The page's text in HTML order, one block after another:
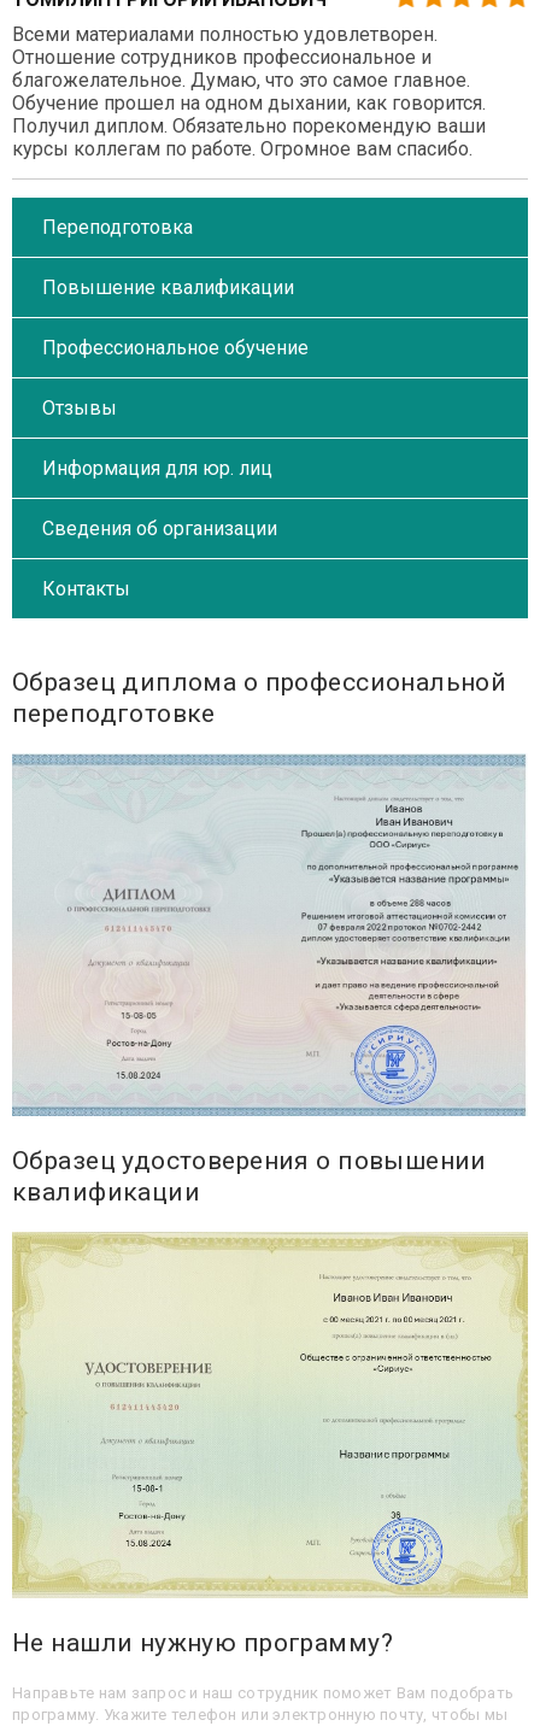
Всеми материалами полностью удовлетворен.
Отношение сотрудников профессиональное и
благожелательное. Думаю, что это самое главное.
Обучение прошел на одном дыхании, как говорится.
Получил диплом. Обязательно порекомендую ваши
курсы коллегам по работе. Огромное вам спасибо.
Переподготовка
Повышение квалификации
Профессиональное обучение
Отзывы
Информация для юр. лиц
Сведения об организации
Контакты
Образец диплома о профессиональной
переподготовке
Образец удостоверения о повышении
квалификации
Не нашли нужную программу?
Направьте нам запрос и наш сотрудник поможет Вам подобрать
программу. Укажите телефон или электронную почту, чтобы мы